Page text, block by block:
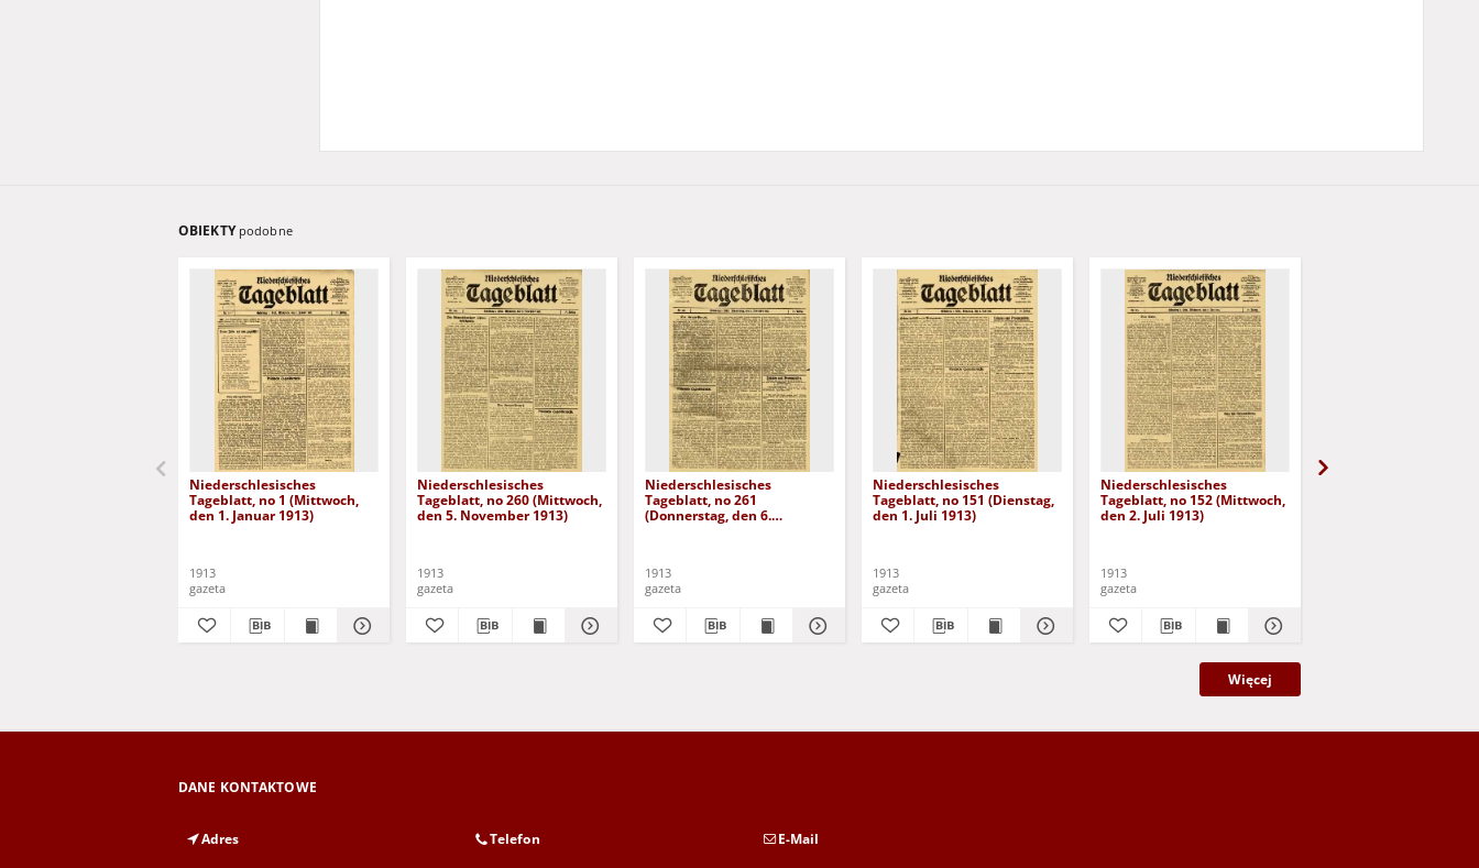
OBIEKTY podobne
Niederschlesisches
Tageblatt, no 1 (Mittwoch,
den 1. Januar 1913)
1913
gazeta
Niederschlesisches
Tageblatt, no 260 (Mittwoch,
den 5. November 1913)
1913
gazeta
Niederschlesisches
Tageblatt, no 261
(Donnerstag, den 6.
1913
gazeta
Niederschlesisches
Tageblatt, no 151 (Dienstag,
den 1. Juli 1913)
1913
gazeta
Niederschlesisches
Tageblatt, no 152 (Mittwoch,
den 2. Juli 1913)
1913
gazeta
Więcej
DANE KONTAKTOWE
Adres Telefon E-Mail